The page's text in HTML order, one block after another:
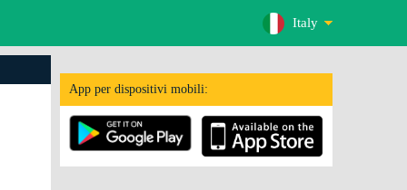
Italy
App per dispositivi mobili: